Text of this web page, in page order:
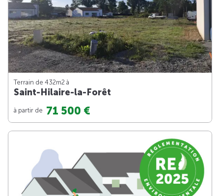
Terrain de 432m2 à
Saint-Hilaire-la-Forêt
à partir de 71 500 €